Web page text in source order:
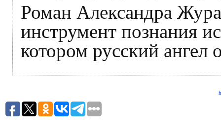
Роман Александра
инструмент познания
котором русский ангел